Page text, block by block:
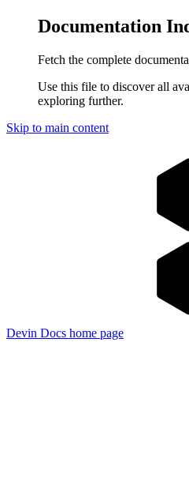
Documentation
Fetch the complete
Use this file to discover all
exploring further.
Skip to main content
Devin Docs home page